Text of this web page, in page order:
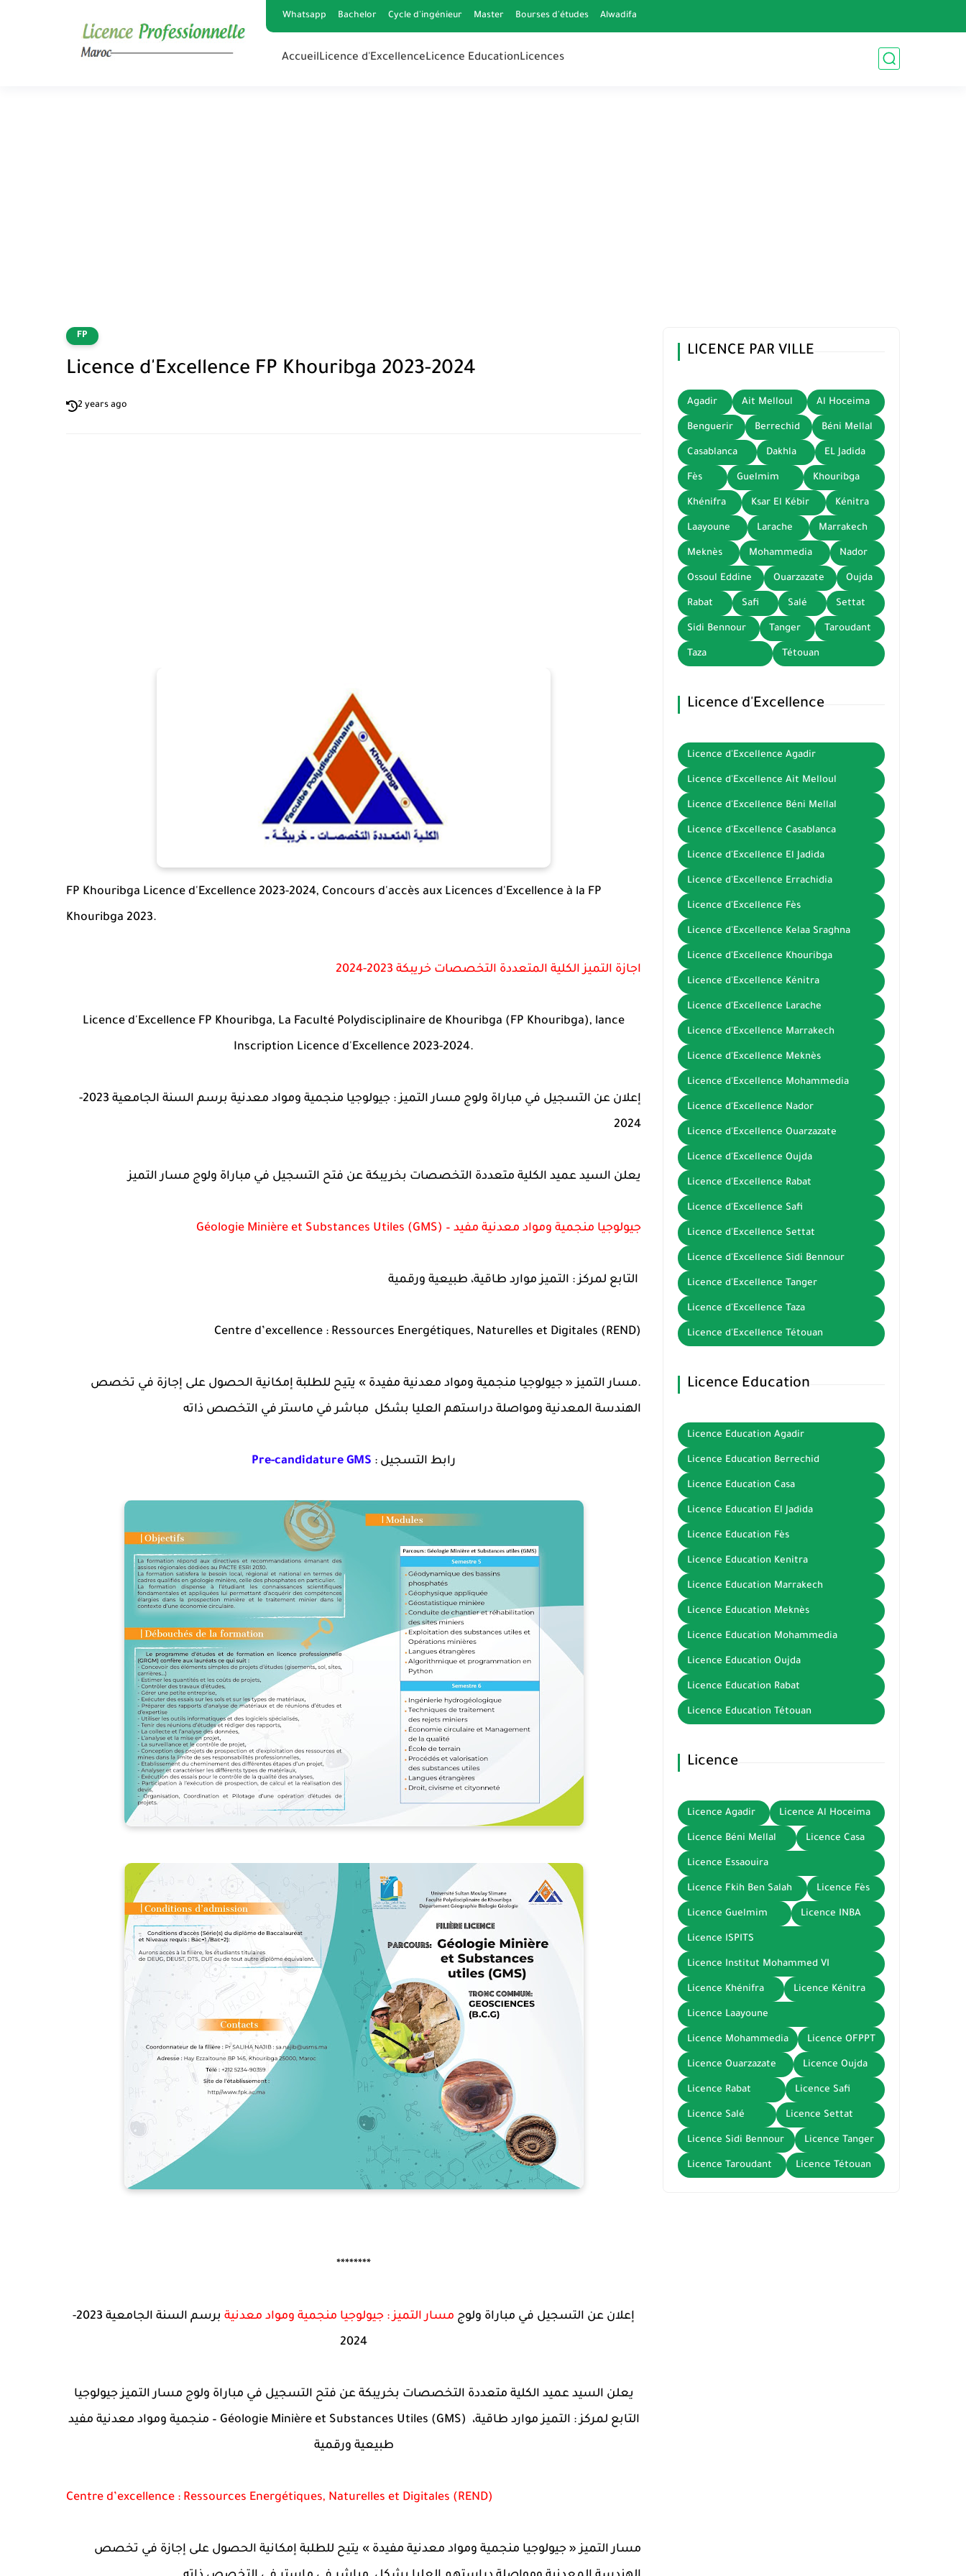
Whatsapp Bachelor Cycle d'ingénieur Master Bourses d'études Alwadifa
AccueilLicence d'ExcellenceLicence EducationLicences
FP
Licence d'Excellence FP Khouribga 2023-2024
2 years ago
FP Khouribga Licence d'Excellence 2023-2024, Concours d'accès aux Licences d'Excellence à la FP
Khouribga 2023.
اجازة التميز الكلية المتعددة التخصصات خريبكة 2023-2024
Licence d'Excellence FP Khouribga, La Faculté Polydisciplinaire de Khouribga (FP Khouribga), lance
Inscription Licence d'Excellence 2023-2024.
إعلان عن التسجيل في مباراة ولوج مسار التميز : جيولوجيا منجمية ومواد معدنية برسم السنة الجامعية 2023-
2024
يعلن السيد عميد الكلية متعددة التخصصات بخريبكة عن فتح التسجيل في مباراة ولوج مسار التميز
جيولوجيا منجمية ومواد معدنية مفيد – Géologie Minière et Substances Utiles (GMS)
التابع لمركز : التميز موارد طاقية، طبيعية ورقمية
Centre d’excellence : Ressources Energétiques, Naturelles et Digitales (REND)
.مسار التميز « جيولوجيا منجمية ومواد معدنية مفيدة » يتيح للطلبة إمكانية الحصول على إجازة في تخصص
الهندسة المعدنية ومواصلة دراستهم العليا بشكل مباشر في ماستر في التخصص ذاته
Pre-candidature GMS : رابط التسجيل
********
إعلان عن التسجيل في مباراة ولوج مسار التميز : جيولوجيا منجمية ومواد معدنية
برسم السنة الجامعية 2023-
2024
يعلن السيد عميد الكلية متعددة التخصصات بخريبكة عن فتح التسجيل في مباراة ولوج مسار التميز جيولوجيا
منجمية ومواد معدنية مفيد – Géologie Minière et Substances Utiles (GMS) التابع لمركز : التميز موارد طاقية،
طبيعية ورقمية
Centre d’excellence : Ressources Energétiques, Naturelles et Digitales (REND)
مسار التميز « جيولوجيا منجمية ومواد معدنية مفيدة » يتيح للطلبة إمكانية الحصول على إجازة في تخصص
LICENCE PAR VILLE
Agadir Ait Melloul Al Hoceima
Benguerir Berrechid Béni Mellal
Casablanca Dakhla EL Jadida
Fès Guelmim Khouribga
Khénifra Ksar El Kébir Kénitra
Laayoune Larache Marrakech
Meknès Mohammedia Nador
Ossoul Eddine Ouarzazate Oujda
Rabat Safi Salé Settat
Sidi Bennour Tanger Taroudant
Taza Tétouan
Licence d'Excellence
Licence d'Excellence Agadir
Licence d'Excellence Ait Melloul
Licence d'Excellence Béni Mellal
Licence d'Excellence Casablanca
Licence d'Excellence El Jadida
Licence d'Excellence Errachidia
Licence d'Excellence Fès
Licence d'Excellence Kelaa Sraghna
Licence d'Excellence Khouribga
Licence d'Excellence Kénitra
Licence d'Excellence Larache
Licence d'Excellence Marrakech
Licence d'Excellence Meknès
Licence d'Excellence Mohammedia
Licence d'Excellence Nador
Licence d'Excellence Ouarzazate
Licence d'Excellence Oujda
Licence d'Excellence Rabat
Licence d'Excellence Safi
Licence d'Excellence Settat
Licence d'Excellence Sidi Bennour
Licence d'Excellence Tanger
Licence d'Excellence Taza
Licence d'Excellence Tétouan
Licence Education
Licence Education Agadir
Licence Education Berrechid
Licence Education Casa
Licence Education El Jadida
Licence Education Fès
Licence Education Kenitra
Licence Education Marrakech
Licence Education Meknès
Licence Education Mohammedia
Licence Education Oujda
Licence Education Rabat
Licence Education Tétouan
Licence
Licence Agadir Licence Al Hoceima
Licence Béni Mellal Licence Casa
Licence Essaouira
Licence Fkih Ben Salah Licence Fès
Licence Guelmim Licence INBA
Licence ISPITS
Licence Institut Mohammed VI
Licence Khénifra Licence Kénitra
Licence Laayoune
Licence Mohammedia Licence OFPPT
Licence Ouarzazate Licence Oujda
Licence Rabat Licence Safi
Licence Salé Licence Settat
Licence Sidi Bennour Licence Tanger
Licence Taroudant Licence Tétouan